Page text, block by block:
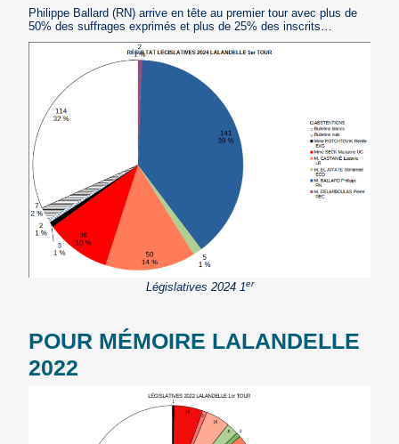
Philippe Ballard (RN) arrive en tête au premier tour avec plus de
50% des suffrages exprimés et plus de 25% des inscrits…
Législatives 2024 1er
POUR MÉMOIRE LALANDELLE
2022